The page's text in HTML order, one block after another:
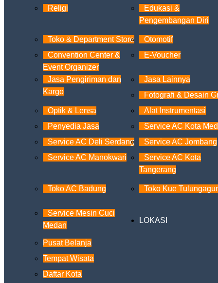
Religi
Edukasi &
Pengembangan Diri
Toko & Department Store
Otomotif
Convention Center &
Event Organizer
E-Voucher
Jasa Pengiriman dan
Kargo
Jasa Lainnya
Fotografi & Desain
Optik & Lensa
Alat Instrumentasi
Penyedia Jasa
Service AC Kota
Service AC Deli Serdang
Service AC Jombang
Service AC Manokwari
Service AC Kota
Tangerang
Toko AC Badung Toko Kue
Service Mesin Cuci
Medan
LOKASI
Pusat Belanja
Tempat Wisata
Daftar Kota